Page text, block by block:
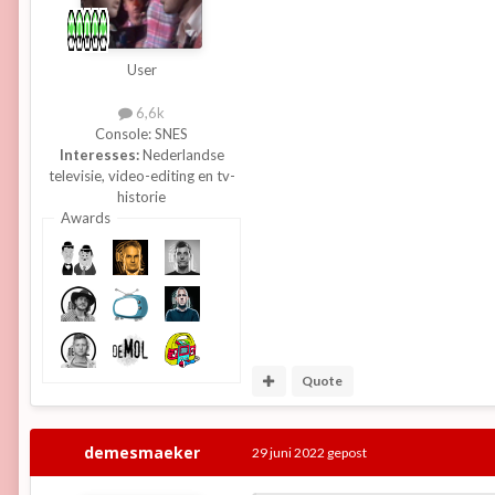
User
6,6k
Console:SNES
Interesses:Nederlandse
televisie, video-editing en tv-
historie
Awards
Quote
demesmaeker 29 juni 2022 gepost